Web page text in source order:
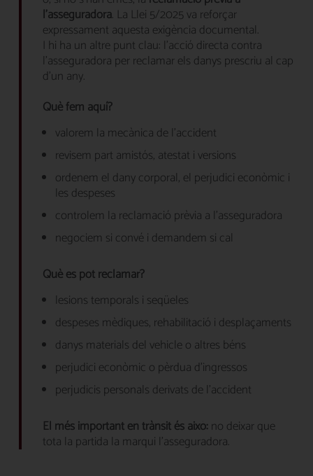
l’asseguradora. La Llei 5/2025 va reforçar
expressament aquesta exigència documental.
I hi ha un altre punt clau: l’acció directa contra
l’asseguradora per reclamar els danys prescriu al cap
d’un any.
Què fem aquí?
valorem la mecànica de l’accident
revisem part amistós, atestat i versions
ordenem el dany corporal, el perjudici econòmic i
les despeses
controlem la reclamació prèvia a l’asseguradora
negociem si convé i demandem si cal
Què es pot reclamar?
lesions temporals i seqüeles
despeses mèdiques, rehabilitació i desplaçaments
danys materials del vehicle o altres béns
perjudici econòmic o pèrdua d’ingressos
perjudicis personals derivats de l’accident
El més important en trànsit és això:no deixar que
tota la partida la marqui l’asseguradora.